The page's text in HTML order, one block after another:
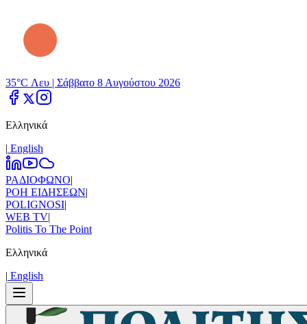
35°C Λευ | Σάββατο 8 Αυγούστου 2026
Ελληνικά
| Εnglish
ΡΑΔΙΟΦΩΝΟ|
ΡΟΗ ΕΙΔΗΣΕΩΝ|
POLIGNOSI|
WEB TV|
Politis To The Point
Ελληνικά
| Εnglish